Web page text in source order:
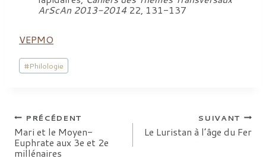
ArScAn 2013-2014 22, 131-137
VEPMO
Étiquettes
de
#Philologie
Navigation
de
PRÉCÉDENT
Mari et le Moyen-
Euphrate aux 3e et 2e
millénaires
SUIVANT
Le Luristan à l’âge du Fer